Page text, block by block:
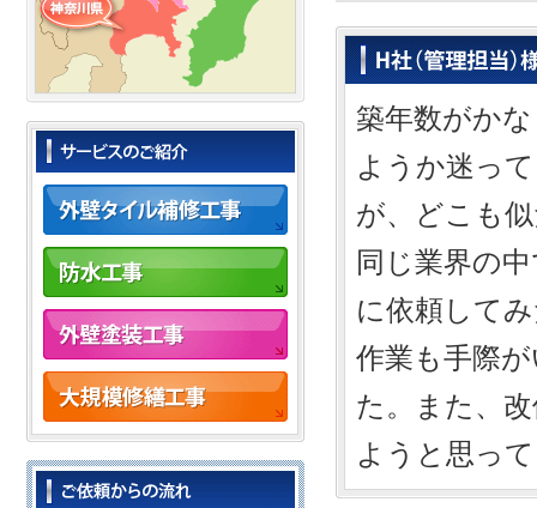
築年数がか
ようか迷っ
が、どこも
同じ業界の
に依頼して
作業も手際
た。また、
ようと思っ